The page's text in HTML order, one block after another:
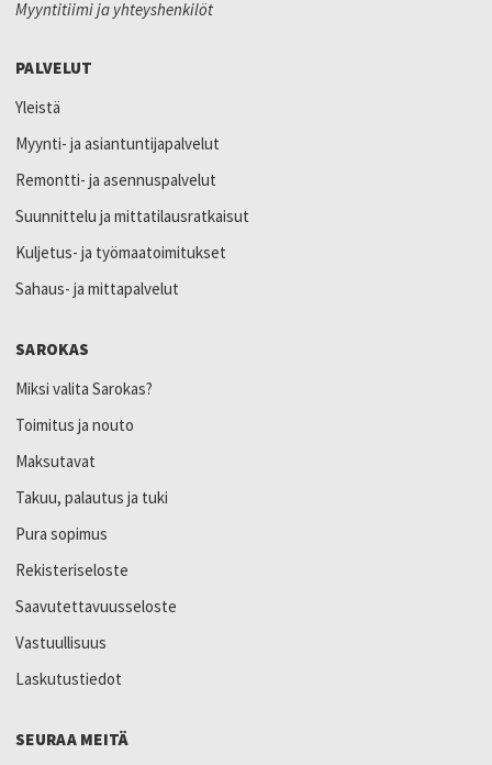
Myyntitiimi ja yhteyshenkilöt
PALVELUT
Yleistä
Myynti- ja asiantuntijapalvelut
Remontti- ja asennuspalvelut
Suunnittelu ja mittatilausratkaisut
Kuljetus- ja työmaatoimitukset
Sahaus- ja mittapalvelut
SAROKAS
Miksi valita Sarokas?
Toimitus ja nouto
Maksutavat
Takuu, palautus ja tuki
Pura sopimus
Rekisteriseloste
Saavutettavuusseloste
Vastuullisuus
Laskutustiedot
SEURAA MEITÄ